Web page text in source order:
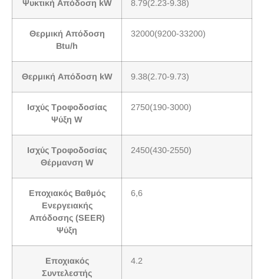
Ψυκτική Απόδοση kW 8.79(2.23-9.38)
Θερμική Απόδοση
Btu/h
32000(9200-33200)
Θερμική Απόδοση kW 9.38(2.70-9.73)
Ισχύς Τροφοδοσίας
Ψύξη W
2750(190-3000)
Ισχύς Τροφοδοσίας
Θέρμανση W
2450(430-2550)
Εποχιακός Βαθμός
Ενεργειακής
Απόδοσης (SEER)
Ψύξη
6,6
Εποχιακός
Συντελεστής
4.2